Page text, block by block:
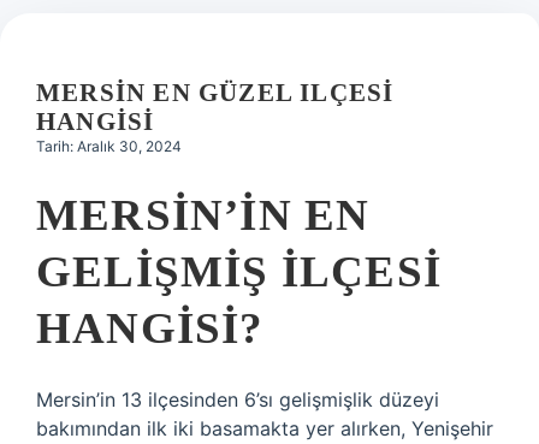
Hakkımızda
MERSIN EN GÜZEL ILÇESI
HANGISI
Tarih: Aralık 30, 2024
MERSIN’IN EN
GELIŞMIŞ ILÇESI
HANGISI?
Mersin’in 13 ilçesinden 6’sı gelişmişlik düzeyi
bakımından ilk iki basamakta yer alırken, Yenişehir